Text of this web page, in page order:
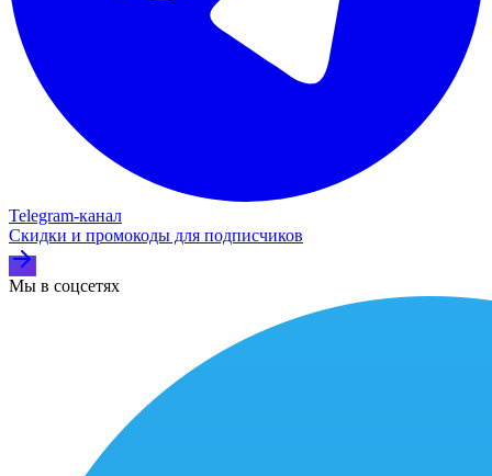
Telegram‑канал
Скидки и промокоды для подписчиков
Мы в соцсетях